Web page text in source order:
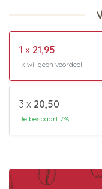
1 x 21,95
Ik wil geen voordeel
3 x 20,50
Je bespaart 7%